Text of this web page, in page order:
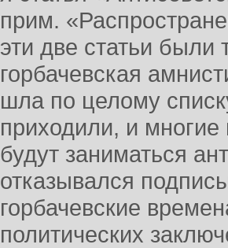
прим.
эти две статьи были
горбачевская
шла по целому
приходили, и
будут заниматься
отказывался
горбачевские
политических